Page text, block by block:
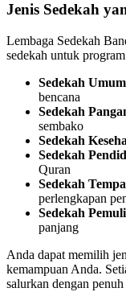
Jenis Sedekah
Lembaga Sedekah
sedekah untuk
Sedekah
bencana
Sedekah
sembako
Sedekah
Sedekah
Quran
Sedekah
perlengkapan
Sedekah
panjang
Anda dapat memilih
kemampuan Anda.
salurkan dengan